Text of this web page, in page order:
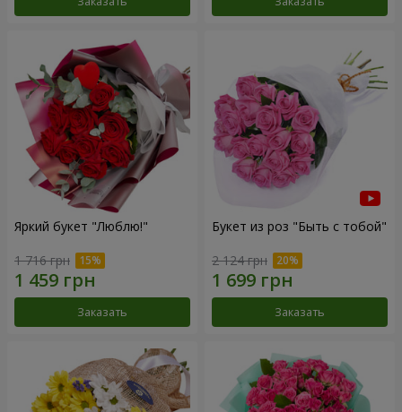
Яркий букет "Люблю!"
1 716 грн
Заказать
Букет из роз "Быть с тобой"
2 124 грн
Заказать